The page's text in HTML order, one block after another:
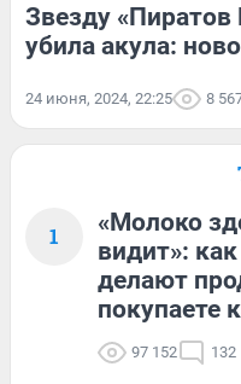
Звезду «Пиратов
убила акула:
24 июня, 2024, 22:25 8
1
«Молоко
видит»:
делают
покупаете
97 152 132